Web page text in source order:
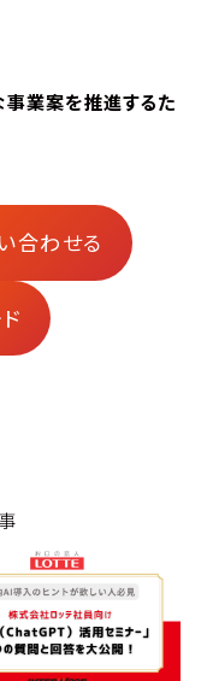
事業案を推進するた
合わせる